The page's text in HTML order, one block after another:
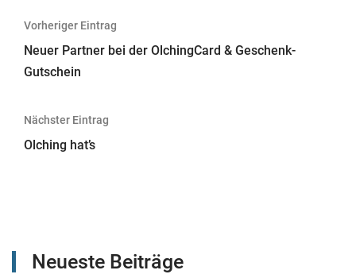
Beitragsnavigation
Vorheriger Eintrag
Neuer Partner bei der OlchingCard & Geschenk-
Gutschein
Nächster Eintrag
Olching hat’s
Neueste Beiträge